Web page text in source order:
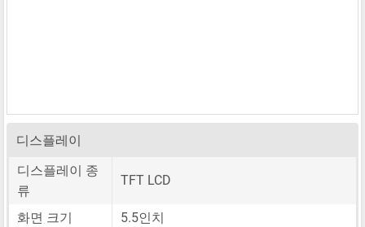
디스플레이
디스플레이 종
류
TFT LCD
화면 크기
5.5인치